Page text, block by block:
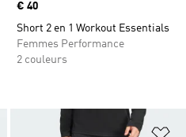
Prix
€ 40
Short 2 en 1 Workout Essentials
Femmes Performance
2 couleurs
Ajouter à la Liste de produits